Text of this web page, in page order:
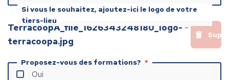
Si vous le souhaitez, ajoutez-ici le logo de votre
tiers-lieu
TerracoopA_file_1626343248180_logo-
terracoopa.jpg
-
Proposez-vous des formations?
Oui